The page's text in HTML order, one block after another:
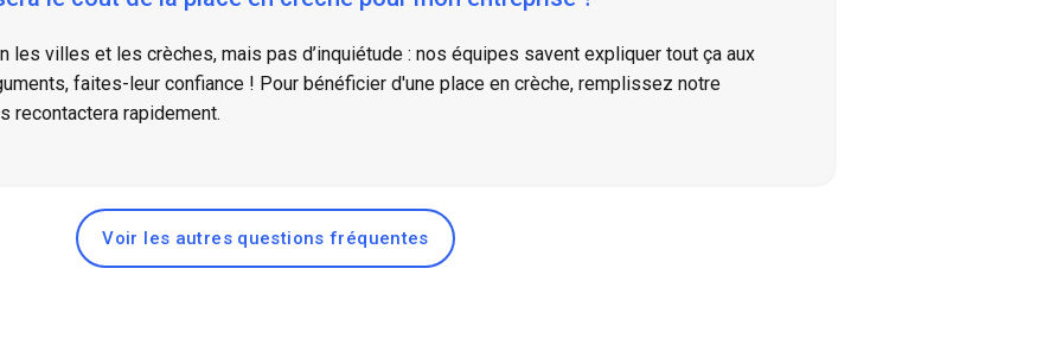
les villes et les crèches, mais pas d’inquiétude : nos équipes savent expliquer tout ça aux
faites-leur confiance ! Pour bénéficier d'une place en crèche, remplissez notre
recontactera rapidement.
Voir les autres questions fréquentes